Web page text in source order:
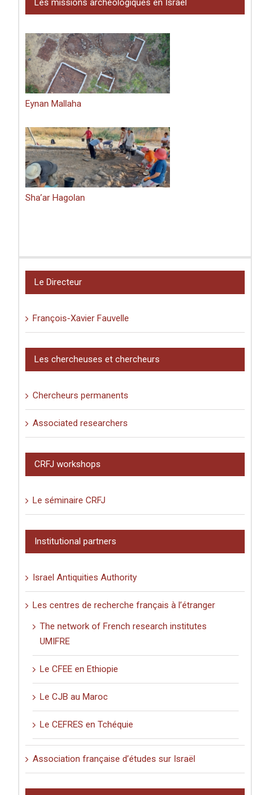
Les missions archéologiques en Israël
Eynan Mallaha
Sha’ar Hagolan
Le Directeur
François-Xavier Fauvelle
Les chercheuses et chercheurs
Chercheurs permanents
Associated researchers
CRFJ workshops
Le séminaire CRFJ
Institutional partners
Israel Antiquities Authority
Les centres de recherche français à l’étranger
The network of French research institutes
UMIFRE
Le CFEE en Ethiopie
Le CJB au Maroc
Le CEFRES en Tchéquie
Association française d’études sur Israël